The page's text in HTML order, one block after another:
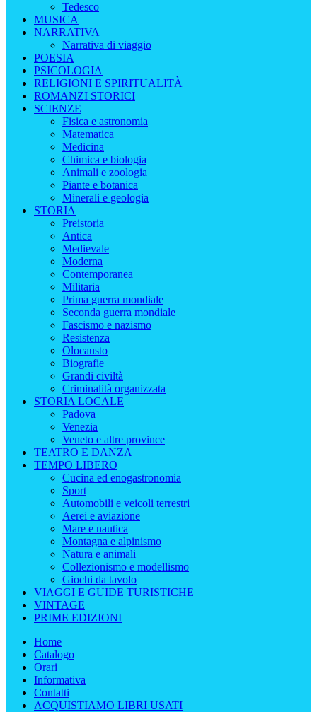
Tedesco
MUSICA
NARRATIVA
Narrativa di viaggio
POESIA
PSICOLOGIA
RELIGIONI E SPIRITUALITÀ
ROMANZI STORICI
SCIENZE
Fisica e astronomia
Matematica
Medicina
Chimica e biologia
Animali e zoologia
Piante e botanica
Minerali e geologia
STORIA
Preistoria
Antica
Medievale
Moderna
Contemporanea
Militaria
Prima guerra mondiale
Seconda guerra mondiale
Fascismo e nazismo
Resistenza
Olocausto
Biografie
Grandi civiltà
Criminalità organizzata
STORIA LOCALE
Padova
Venezia
Veneto e altre province
TEATRO E DANZA
TEMPO LIBERO
Cucina ed enogastronomia
Sport
Automobili e veicoli terrestri
Aerei e aviazione
Mare e nautica
Montagna e alpinismo
Natura e animali
Collezionismo e modellismo
Giochi da tavolo
VIAGGI E GUIDE TURISTICHE
VINTAGE
PRIME EDIZIONI
Home
Catalogo
Orari
Informativa
Contatti
ACQUISTIAMO LIBRI USATI